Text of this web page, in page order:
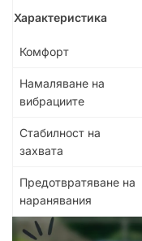
Характеристика
Комфорт
Намаляване на
вибрациите
Стабилност на
захвата
Предотвратяване на
наранявания